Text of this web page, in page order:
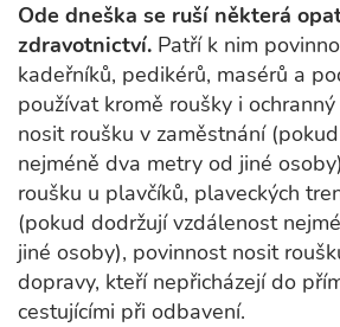
Ode dneška se ruší některá
zdravotnictví. Patří k nim
kadeřníků, pedikérů, masérů a
používat kromě roušky i
nosit roušku v zaměstnání
nejméně dva metry od jiné
roušku u plavčíků, plaveckých
(pokud dodržují vzdálenost
jiné osoby), povinnost nosit
dopravy, kteří nepřicházejí do
cestujícími při odbavení.